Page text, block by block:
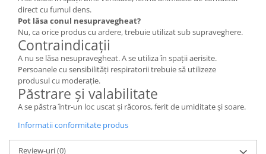
direct cu fumul dens.
Pot lăsa conul nesupravegheat?
Nu, ca orice produs cu ardere, trebuie utilizat sub supraveghere.
Contraindicații
A nu se lăsa nesupravegheat. A se utiliza în spații aerisite.
Persoanele cu sensibilități respiratorii trebuie să utilizeze
produsul cu moderație.
Păstrare și valabilitate
A se păstra într-un loc uscat și răcoros, ferit de umiditate și soare.
Informatii conformitate produs
Review-uri(0)